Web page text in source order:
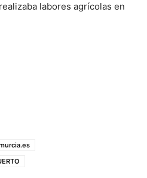
labores agrícolas en